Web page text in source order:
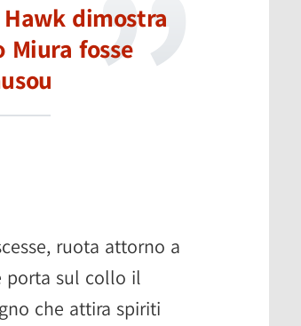
dimostra
Miura fosse
ruota attorno a
porta sul collo il
che attira spiriti